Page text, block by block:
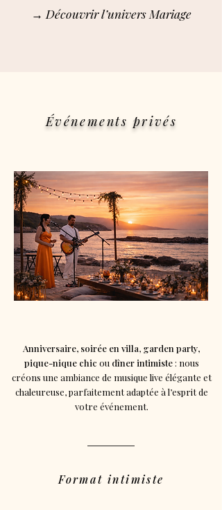
→ Découvrir l’univers Mariage
Événements privés
Anniversaire, soirée en villa, garden party,
pique-nique chic ou dîner intimiste: nous
créons une ambiance de musique live élégante et
chaleureuse, parfaitement adaptée à l’esprit de
votre événement.
Formatintimiste